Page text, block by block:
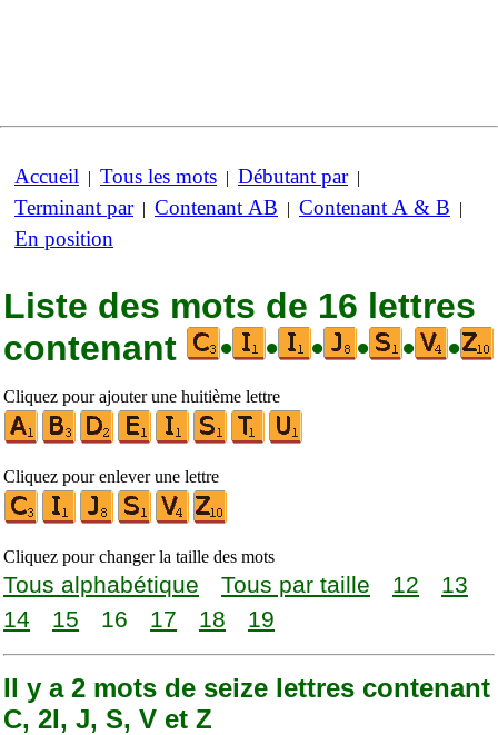
Accueil | Tous les mots | Débutant par|
Terminant par| Contenant AB | Contenant A & B |
En position
Liste des mots de 16 lettres
contenant
• • • • • •
Cliquez pour ajouter une huitième lettre
Cliquez pour enlever une lettre
Cliquez pour changer la taille des mots
Tous alphabétique Tous par taille 12
13
14
15 16 17 18 19
Il y a 2 mots de seize lettres contenant
C, 2I, J, S, V et Z